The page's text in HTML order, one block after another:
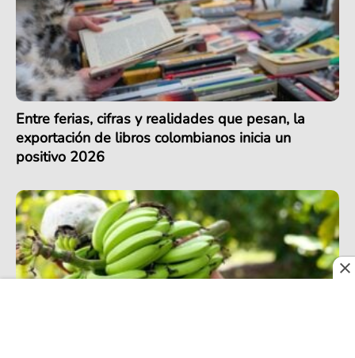
Entre ferias, cifras y realidades que pesan, la
exportación de libros colombianos inicia un
positivo 2026